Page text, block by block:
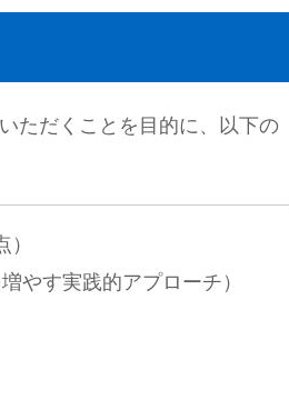
ただくことを目的に、以下の
やす実践的アプローチ）